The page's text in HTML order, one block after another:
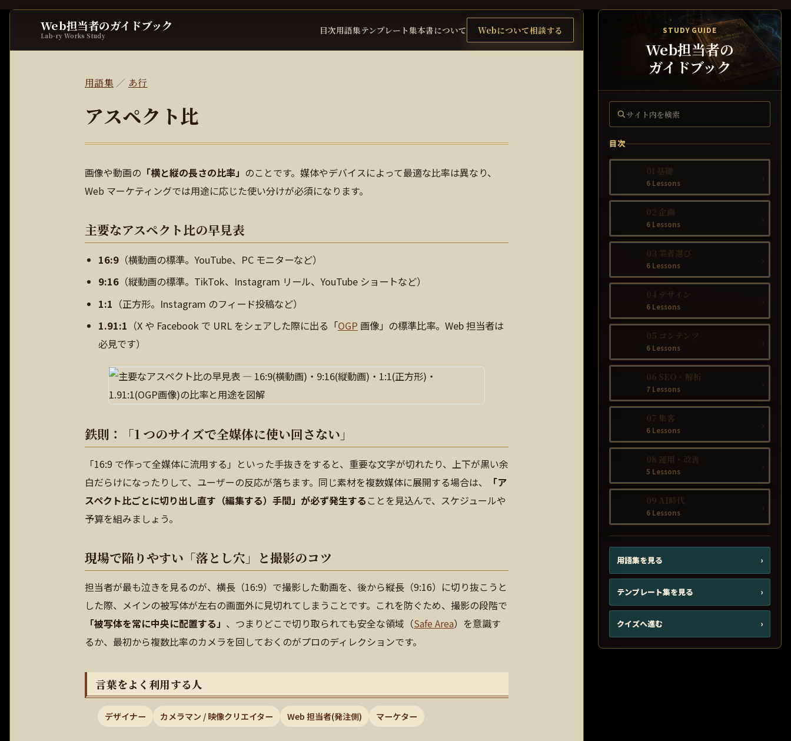
STUDY GUIDE
Web担当者の
ガイドブック
サイト内を検索
目次
01 基礎
6 Lessons ›
02 企画
6 Lessons ›
03 業者選び
6 Lessons ›
04 デザイン
6 Lessons ›
05 コンテンツ
6 Lessons ›
06 SEO・解析
7 Lessons ›
07 集客
6 Lessons ›
08 運用・改善
5 Lessons ›
09 AI時代
6 Lessons ›
用語集を見る ›
テンプレート集を見る ›
クイズへ進む ›
Web担当者のガイドブック
Lab-ry Works Study
目次用語集テンプレート集本書について Webについて相談する
用語集／ あ行
アスペクト比
画像や動画の 「横と縦の長さの比率」 のことです。媒体やデバイスによって最適な比率は異なり、
Web マーケティングでは用途に応じた使い分けが必須になります。
主要なアスペクト比の早見表
16:9（横動画の標準。YouTube、PC モニターなど）
9:16（縦動画の標準。TikTok、Instagram リール、YouTube ショートなど）
1:1 （正方形。Instagram のフィード投稿など）
1.91:1 （X や Facebook で URL をシェアした際に出る「OGP 画像」の標準比率。Web 担当者は
必見です）
鉄則：「1 つのサイズで全媒体に使い回さない」
「16:9 で作って全媒体に流用する」といった手抜きをすると、重要な文字が切れたり、上下が黒い余
白だらけになったりして、ユーザーの反応が落ちます。同じ素材を複数媒体に展開する場合は、
「ア
スペクト比ごとに切り出し直す（編集する）手間」が必ず発生する ことを見込んで、スケジュールや
予算を組みましょう。
現場で陥りやすい「落とし穴」と撮影のコツ
担当者が最も泣きを見るのが、横長（16:9）で撮影した動画を、後から縦長（9:16）に切り抜こうと
した際、メインの被写体が左右の画面外に見切れてしまうことです。これを防ぐため、撮影の段階で
「被写体を常に中央に配置する」 、つまりどこで切り取られても安全な領域（Safe Area）を意識す
るか、最初から複数比率のカメラを回しておくのがプロのディレクションです。
言葉をよく利用する人
デザイナー カメラマン / 映像クリエイター Web 担当者(発注側) マーケター